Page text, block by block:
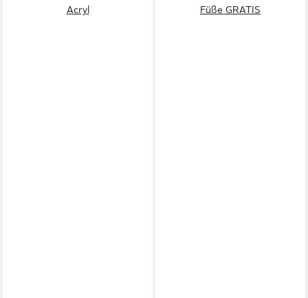
Acryl
Füße GRATIS